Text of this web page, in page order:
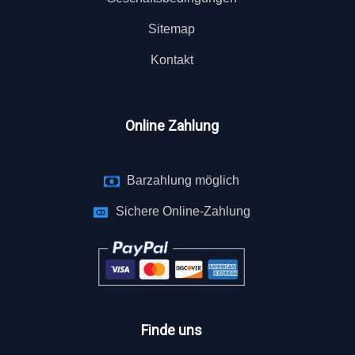
Sitemap
Kontakt
Online Zahlung
Barzahlung möglich
Sichere Online-Zahlung
Finde uns